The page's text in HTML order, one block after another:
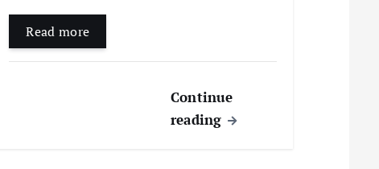
Read more
Continue
reading